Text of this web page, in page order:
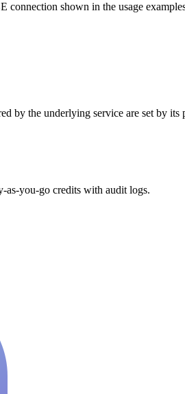
shown in the usage
by the underlying service are set by its
as-you-go credits with audit logs.